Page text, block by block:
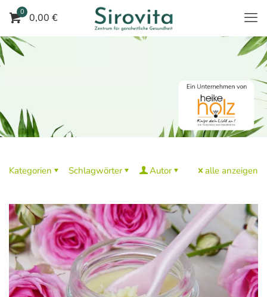
0 0,00 €
Kategorien Schlagwörter Autor alle anzeigen